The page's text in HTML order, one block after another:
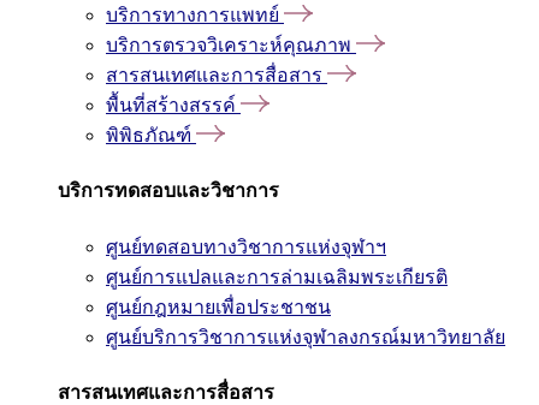
บริการทางการแพทย์
บริการตรวจวิเคราะห์คุณภาพ
สารสนเทศและการสื่อสาร
พื้นที่สร้างสรรค์
พิพิธภัณฑ์
บริการทดสอบและวิชาการ
ศูนย์ทดสอบทางวิชาการแห่งจุฬาฯ
ศูนย์การแปลและการล่ามเฉลิมพระเกียรติ
ศูนย์กฎหมายเพื่อประชาชน
ศูนย์บริการวิชาการแห่งจุฬาลงกรณ์มหาวิทยาลัย
สารสนเทศและการสื่อสาร